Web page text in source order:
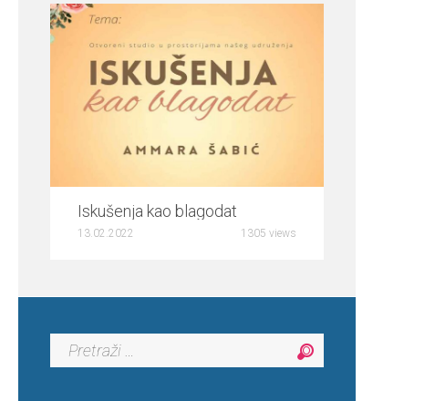
Iskušenja kao blagodat
13.02.2022 1305 views
Pretraga: